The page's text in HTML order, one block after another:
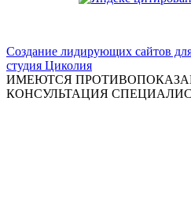
Создание лидирующих сайтов
студия Циколия
ИМЕЮТСЯ
КОНСУЛЬТАЦИЯ